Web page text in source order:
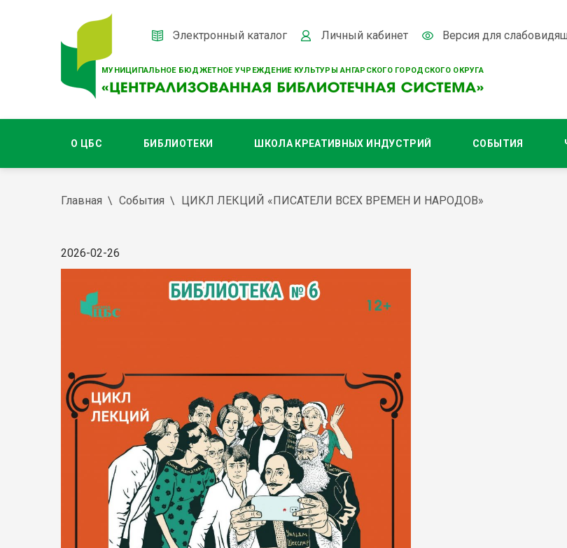
МУНИЦИПАЛЬНОЕ БЮДЖЕТНОЕ УЧРЕЖДЕНИЕ КУЛЬТУРЫ АНГАРСКОГО ГОРОДСКОГО ОКРУГА
Электронный каталог Личный кабинет Версия для
О ЦБС БИБЛИОТЕКИ ШКОЛА КРЕАТИВНЫХ ИНДУСТРИЙ СОБЫТИЯ
Главная События ЦИКЛ ЛЕКЦИЙ «ПИСАТЕЛИ ВСЕХ ВРЕМЕН И НАРОДОВ»
2026-02-26